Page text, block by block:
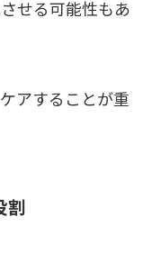
せる可能性もあ
アすることが重
割